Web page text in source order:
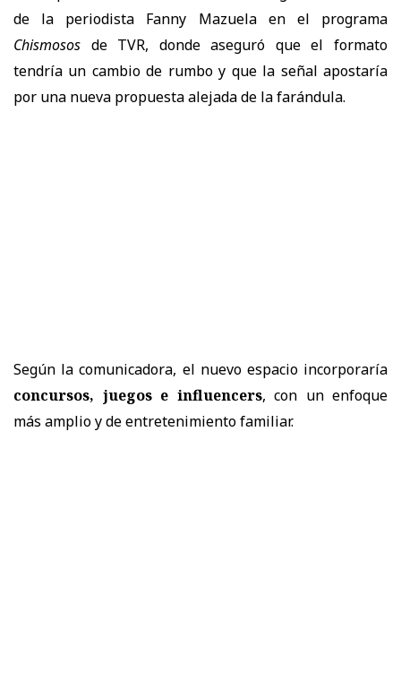
de la periodista Fanny Mazuela en el programa
Chismosos de TVR, donde aseguró que el formato
tendría un cambio de rumbo y que la señal apostaría
por una nueva propuesta alejada de la farándula.
Según la comunicadora, el nuevo espacio incorporaría
concursos, juegos e influencers, con un enfoque
más amplio y de entretenimiento familiar.